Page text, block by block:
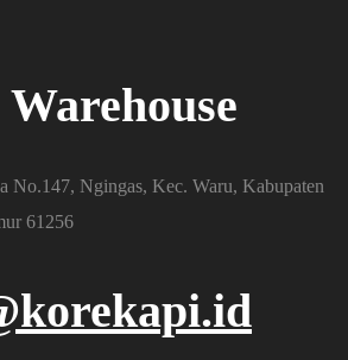
No.147, Ngingas, Kec. Waru, Kabupaten
61256